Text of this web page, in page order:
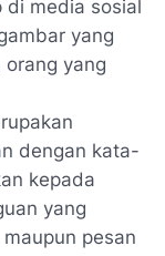
di media sosial
yang
yang
dengan kata-
kepada
yang
pesan